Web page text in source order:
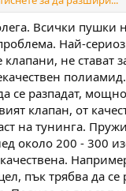
500лв?
да се ползва?
които
се ползва без тунинг?
Всички пушки
Най-
не стават
се разпадат,
клапан, от
на тунинга.
около 200 - 300
пък трябва да